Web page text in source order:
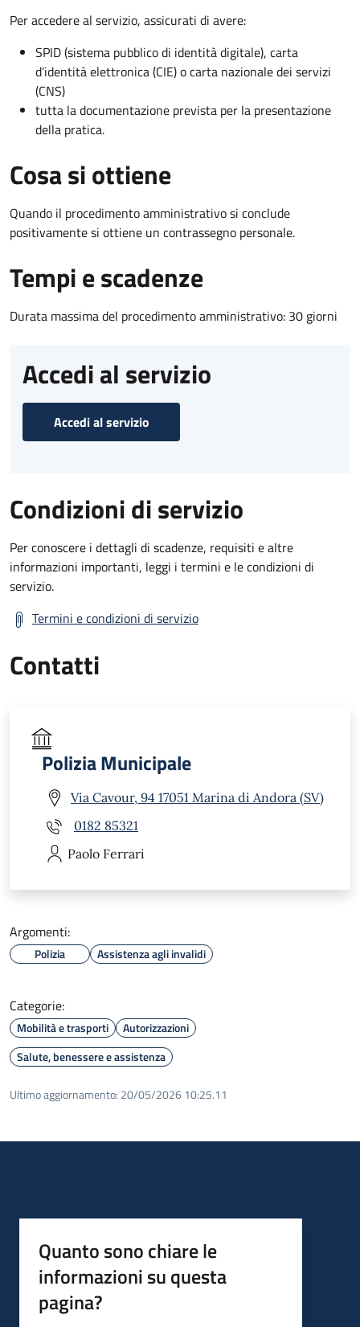
Per accedere al servizio, assicurati di avere:
SPID (sistema pubblico di identità digitale), carta
d’identità elettronica (CIE) o carta nazionale dei servizi
(CNS)
tutta la documentazione prevista per la presentazione
della pratica.
Cosa si ottiene
Quando il procedimento amministrativo si conclude
positivamente si ottiene un contrassegno personale.
Tempi e scadenze
Durata massima del procedimento amministrativo: 30 giorni
Accedi al servizio
Accedi al servizio
Condizioni di servizio
Per conoscere i dettagli di scadenze, requisiti e altre
informazioni importanti, leggi i termini e le condizioni di
servizio.
Termini e condizioni di servizio
Contatti
Polizia Municipale
Via Cavour, 94 17051 Marina di Andora (SV)
0182 85321
Paolo Ferrari
Argomenti:
Polizia Assistenza agli invalidi
Categorie:
Mobilità e trasporti
Autorizzazioni
Salute, benessere e assistenza
Ultimo aggiornamento: 20/05/2026 10:25.11
Quanto sono chiare le
informazioni su questa
pagina?